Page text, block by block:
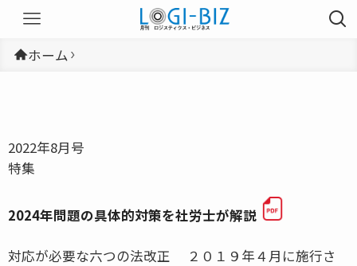
ホーム
2022年8月号
特集
2024年問題の具体的対策を社労士が解説
対応が必要な六つの法改正 ２０１９年４月に施行さ